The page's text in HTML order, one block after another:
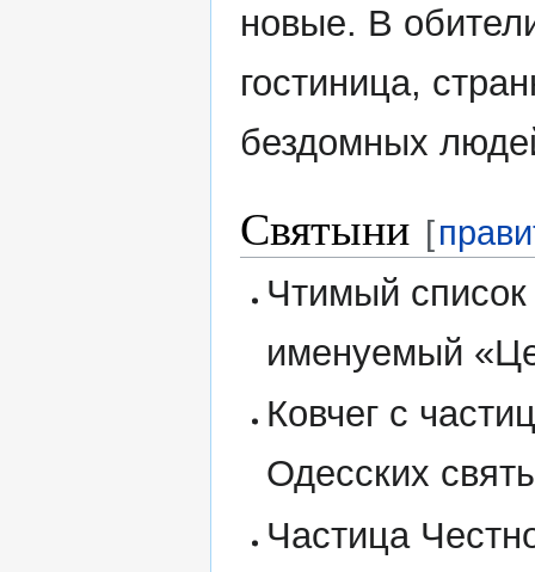
новые. В
гостиница,
бездомных
Святыни [
Чтимый
именуемый
Ковчег с
Одесских
Частица